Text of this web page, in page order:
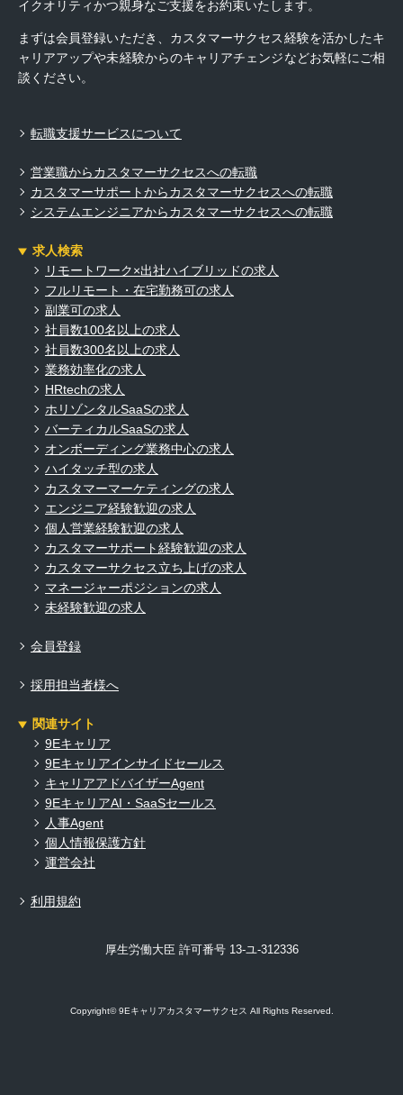
イクオリティかつ親身なご支援をお約束いたします。
まずは会員登録いただき、カスタマーサクセス経験を活かしたキ
ャリアアップや未経験からのキャリアチェンジなどお気軽にご相
談ください。
転職支援サービスについて
営業職からカスタマーサクセスへの転職
カスタマーサポートからカスタマーサクセスへの転職
システムエンジニアからカスタマーサクセスへの転職
求人検索
リモートワーク×出社ハイブリッドの求人
フルリモート・在宅勤務可の求人
副業可の求人
社員数100名以上の求人
社員数300名以上の求人
業務効率化の求人
HRtechの求人
ホリゾンタルSaaSの求人
バーティカルSaaSの求人
オンボーディング業務中心の求人
ハイタッチ型の求人
カスタマーマーケティングの求人
エンジニア経験歓迎の求人
個人営業経験歓迎の求人
カスタマーサポート経験歓迎の求人
カスタマーサクセス立ち上げの求人
マネージャーポジションの求人
未経験歓迎の求人
会員登録
採用担当者様へ
関連サイト
9Eキャリア
9Eキャリアインサイドセールス
キャリアアドバイザーAgent
9EキャリアAI・SaaSセールス
人事Agent
個人情報保護方針
運営会社
利用規約
厚生労働大臣 許可番号 13-ユ-312336
Copyright© 9Eキャリアカスタマーサクセス All Rights Reserved.